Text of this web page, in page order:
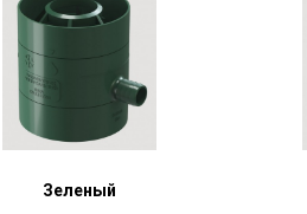
Зеленый